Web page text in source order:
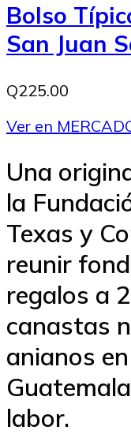
Bolso
San Juan
Q225.00
Ver en
Una
la
Texas y
reunir
regalos a
canastas
anianos
labor.